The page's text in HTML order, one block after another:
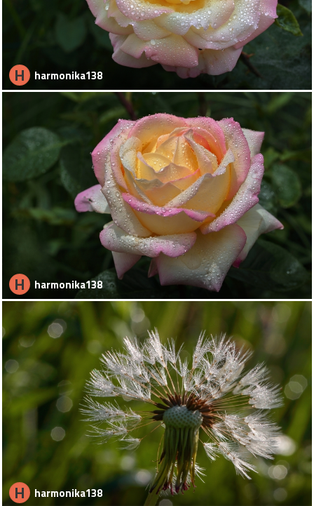
H harmonika138
H harmonika138
H harmonika138